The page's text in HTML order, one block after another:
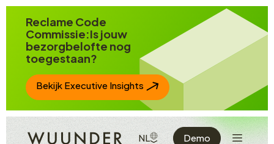
Reclame Code
Commissie:Is jouw
bezorgbelofte nog
toegestaan?
Bekijk Executive Insights
Demo
NL
TOON BESCHIKBARE TALEN
Toon de